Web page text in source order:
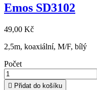
Emos SD3102
49,00 Kč
2,5m, koaxiální, M/F, bílý
Počet
 Přidat do košíku